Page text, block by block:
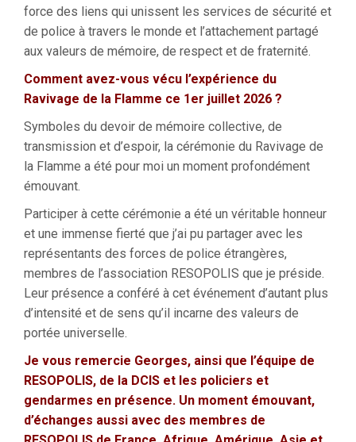
force des liens qui unissent les services de sécurité et
de police à travers le monde et l’attachement partagé
aux valeurs de mémoire, de respect et de fraternité.
Comment avez-vous vécu l’expérience du
Ravivage de la Flamme ce 1er juillet 2026 ?
Symboles du devoir de mémoire collective, de
transmission et d’espoir, la cérémonie du Ravivage de
la Flamme a été pour moi un moment profondément
émouvant.
Participer à cette cérémonie a été un véritable honneur
et une immense fierté que j’ai pu partager avec les
représentants des forces de police étrangères,
membres de l’association RESOPOLIS que je préside.
Leur présence a conféré à cet événement d’autant plus
d’intensité et de sens qu’il incarne des valeurs de
portée universelle.
Je vous remercie Georges, ainsi que l’équipe de
RESOPOLIS, de la DCIS et les policiers et
gendarmes en présence. Un moment émouvant,
d’échanges aussi avec des membres de